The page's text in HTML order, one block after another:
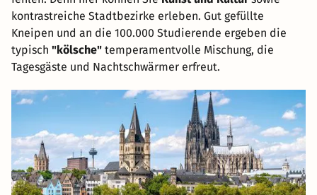
kontrastreiche Stadtbezirke erleben. Gut gefüllte
Kneipen und an die 100.000 Studierende ergeben die
typisch "kölsche" temperamentvolle Mischung, die
Tagesgäste und Nachtschwärmer erfreut.